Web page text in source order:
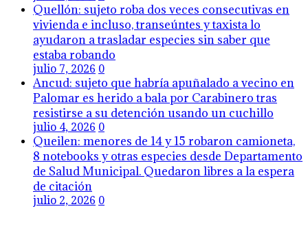
Quellón: sujeto roba dos veces consecutivas en
vivienda e incluso, transeúntes y taxista lo
ayudaron a trasladar especies sin saber que
estaba robando
julio 7, 2026 0
Ancud: sujeto que habría apuñalado a vecino en
Palomar es herido a bala por Carabinero tras
resistirse a su detención usando un cuchillo
julio 4, 2026 0
Queilen: menores de 14 y 15 robaron camioneta,
8 notebooks y otras especies desde Departamento
de Salud Municipal. Quedaron libres a la espera
de citación
julio 2, 2026 0